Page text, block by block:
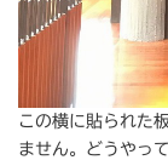
この横に貼られた
ません。どうやっ